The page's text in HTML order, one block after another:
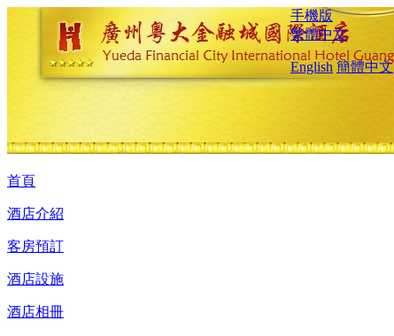
手機版
繁體中文
English 簡體中文
首頁
酒店介紹
客房預訂
酒店設施
酒店相冊